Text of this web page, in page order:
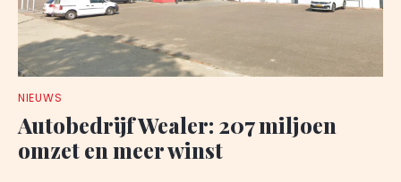
NIEUWS
Autobedrijf Wealer: 207 miljoen
omzet en meer winst